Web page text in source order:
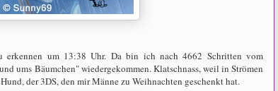
erkennen um 13:38 Uhr. Da bin ich nach 4662 Schritten vom
ums Bäumchen" wiedergekommen. Klatschnass, weil in Strömen
der 3DS, den mir Männe zu Weihnachten geschenkt hat.